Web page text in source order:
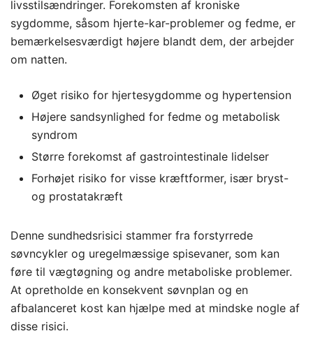
livsstilsændringer. Forekomsten af kroniske
sygdomme, såsom hjerte-kar-problemer og fedme, er
bemærkelsesværdigt højere blandt dem, der arbejder
om natten.
Øget risiko for hjertesygdomme og hypertension
Højere sandsynlighed for fedme og metabolisk
syndrom
Større forekomst af gastrointestinale lidelser
Forhøjet risiko for visse kræftformer, især bryst-
og prostatakræft
Denne sundhedsrisici stammer fra forstyrrede
søvncykler og uregelmæssige spisevaner, som kan
føre til vægtøgning og andre metaboliske problemer.
At opretholde en konsekvent søvnplan og en
afbalanceret kost kan hjælpe med at mindske nogle af
disse risici.